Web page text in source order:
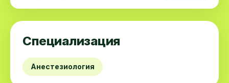
Специализация
Анестезиология